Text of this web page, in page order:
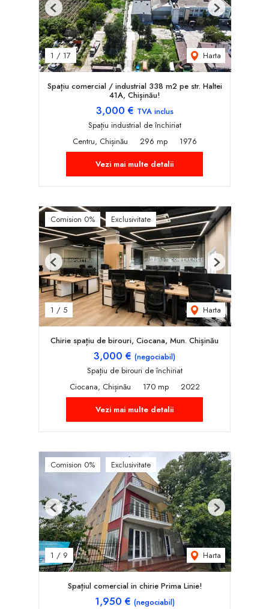
1 / 17 Harta
Previous Next
Spațiu comercial / industrial 338 m2 pe str. Haltei
41A, Chișinău!
3,000 € TVA inclus
Spațiu industrial de închiriat
Centru, Chișinău
296 mp
1976
Vezi mai multe detalii
Comision 0% Exclusivitate
1 / 5 Harta
Previous Next
Chirie spațiu de birouri, Ciocana, Mun. Chișinău
3,000 € (negociabil)
Spațiu de birouri de închiriat
Ciocana, Chișinău
170 mp
2022
Vezi mai multe detalii
Comision 0% Exclusivitate
1 / 9 Harta
Previous Next
Spațiul comercial in chirie Prima Linie!
1,950 € (negociabil)